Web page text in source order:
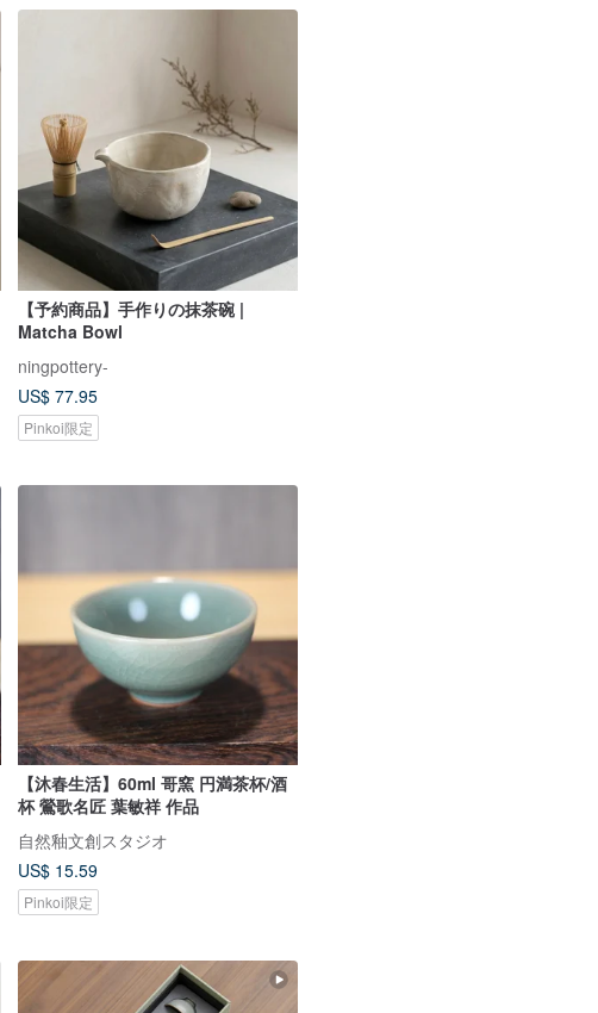
【予約商品】手作りの抹茶碗 |
Matcha Bowl
ningpottery-
US$ 77.95
Pinkoi限定
【沐春生活】60ml 哥窯 円満茶杯/酒
杯 鶯歌名匠 葉敏祥 作品
自然釉文創スタジオ
US$ 15.59
Pinkoi限定